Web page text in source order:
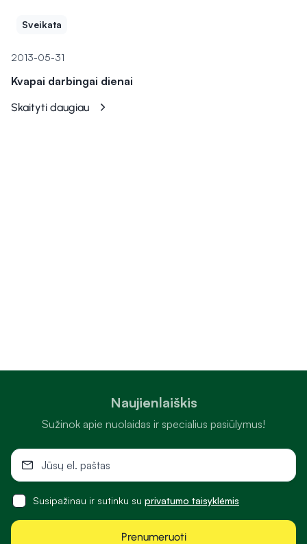
Sveikata
2013-05-31
Kvapai darbingai dienai
Skaityti daugiau
Naujienlaiškis
Sužinok apie nuolaidas ir specialius pasiūlymus!
Susipažinau ir sutinku su privatumo taisyklėmis
Prenumeruoti